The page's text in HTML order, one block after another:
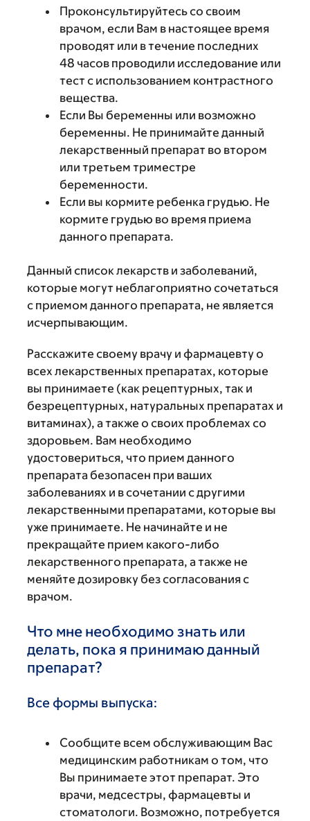
Проконсультируйтесь со своим
врачом, если Вам в настоящее время
проводят или в течение последних
48 часов проводили исследование или
тест с использованием контрастного
вещества.
Если Вы беременны или возможно
беременны. Не принимайте данный
лекарственный препарат во втором
или третьем триместре
беременности.
Если вы кормите ребенка грудью. Не
кормите грудью во время приема
данного препарата.
Данный список лекарств и заболеваний,
которые могут неблагоприятно сочетаться
с приемом данного препарата, не является
исчерпывающим.
Расскажите своему врачу и фармацевту о
всех лекарственных препаратах, которые
вы принимаете (как рецептурных, так и
безрецептурных, натуральных препаратах и
витаминах), а также о своих проблемах со
здоровьем. Вам необходимо
удостовериться, что прием данного
препарата безопасен при ваших
заболеваниях и в сочетании с другими
лекарственными препаратами, которые вы
уже принимаете. Не начинайте и не
прекращайте прием какого-либо
лекарственного препарата, а также не
меняйте дозировку без согласования с
врачом.
Что мне необходимо знать или
делать, пока я принимаю данный
препарат?
Все формы выпуска:
Сообщите всем обслуживающим Вас
медицинским работникам о том, что
Вы принимаете этот препарат. Это
врачи, медсестры, фармацевты и
стоматологи. Возможно, потребуется